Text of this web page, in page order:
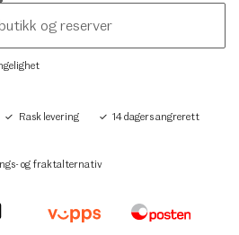
og reserver
Rask levering 14 dagers angrerett
og fraktalternativ